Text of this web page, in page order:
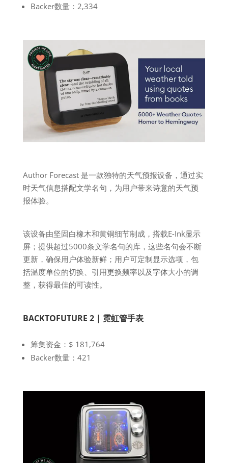
Backer数量：2,334
Author Forecast 是一款独特的天气预报设备，通过实
时天气信息搭配文学名句，为用户带来诗意的天气预
报体验。
该设备由坚固白橡木和黄铜细节制成，搭载E-Ink显示
屏；提供超过5000条文学名句的库，这些名句会不断
更新，确保用户体验新鲜；用户可定制显示选项，包
括温度单位的切换、引用更换频率以及字体大小的调
整，获得最佳的可读性。
BACKTOFUTURE 2 | 霓虹管手表
筹集资金：$ 181,764
Backer数量：421